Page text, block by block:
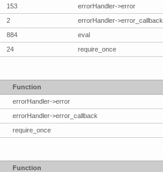
153
errorHandler->error
2
errorHandler->error_callback
884
eval
24 require_once
Function
errorHandler->error
errorHandler->error_callback
require_once
Function